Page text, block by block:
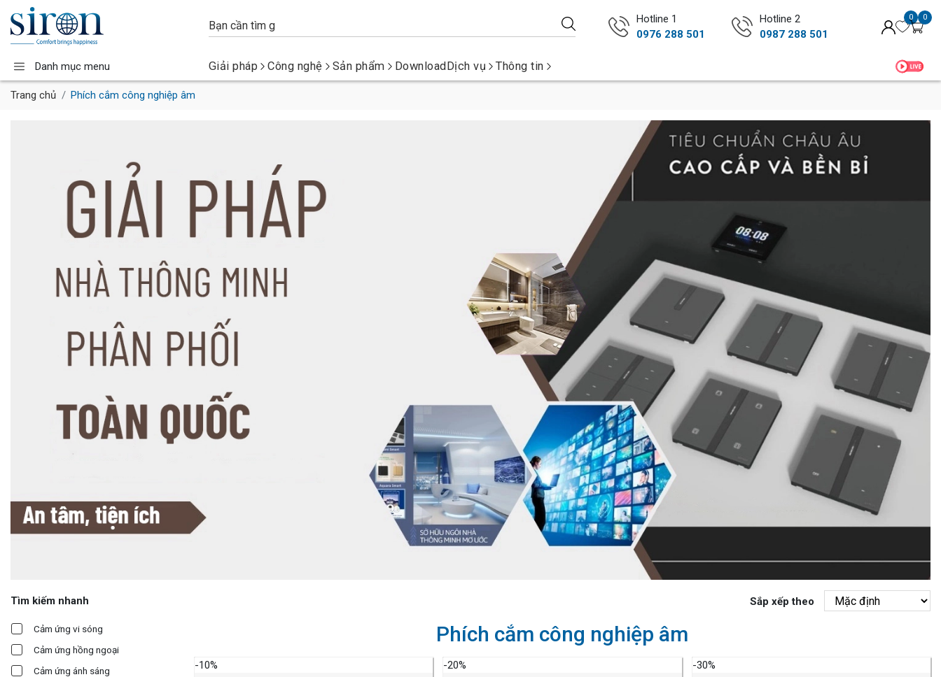
Hotline 1
0976 288 501
Hotline 2
0987 288 501
0 0
Danh mục menu Giải pháp Công nghệ Sản phẩm DownloadDịch vụ Thông tin
Trang chủ Phích cắm công nghiệp âm
Tìm kiếm nhanh
Cảm ứng vi sóng
Cảm ứng hồng ngoại
Cảm ứng ánh sáng
Sắp xếp theo
Phích cắm công nghiệp âm
-10% -20% -30%